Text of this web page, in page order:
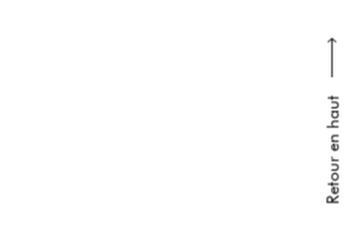
Retour en haut